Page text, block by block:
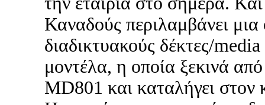
Καναδούς περιλαμβάνει
διαδικτυακούς δέκτες/
μοντέλα, η οποία ξεκινά
MD801 και καταλήγει